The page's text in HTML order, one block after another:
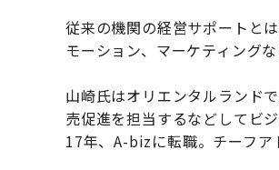
従来の機関の経営サポートと
モーション、マーケティング
山崎氏はオリエンタルランド
売促進を担当するなどしてビ
17年、A-bizに転職。チーフア